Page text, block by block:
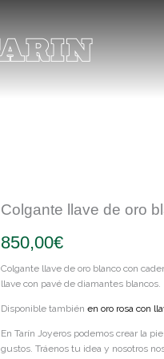
Colgante llave de oro
850,00€
Colgante llave de oro blanco con
llave con pavé de diamantes blancos.
Disponible también en oro rosa con
En Tarín Joyeros podemos crear la
gustos. Tráenos tu idea y nosotros